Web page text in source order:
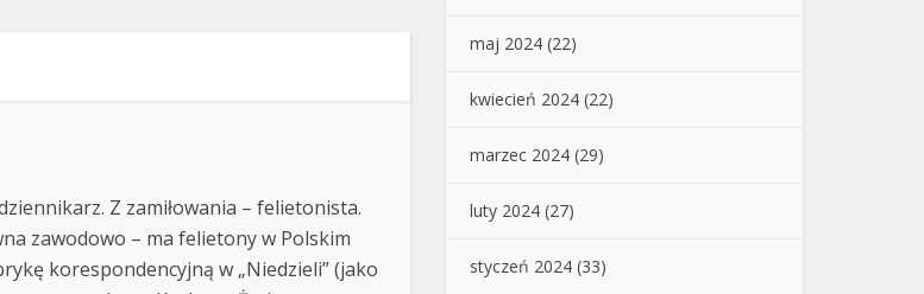
Z zamiłowania – felietonista.
zawodowo – ma felietony w Polskim
korespondencyjną w „Niedzieli” (jako
maj 2024 (22)
kwiecień 2024 (22)
marzec 2024 (29)
luty 2024 (27)
styczeń 2024 (33)